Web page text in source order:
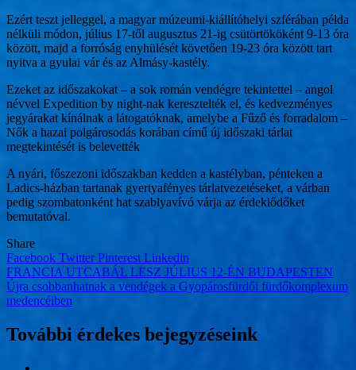
Ezért teszt jelleggel, a magyar múzeumi-kiállítóhelyi szférában példa
nélküli módon, július 17-től augusztus 21-ig csütörtököként 9-13 óra
között, majd a forróság enyhülését követően 19-23 óra között tart
nyitva a gyulai vár és az Almásy-kastély.
Ezeket az időszakokat – a sok román vendégre tekintettel – angol
névvel Expedition by night-nak keresztelték el, és kedvezményes
jegyárakat kínálnak a látogatóknak, amelybe a Fűző és forradalom –
Nők a hazai polgárosodás korában című új időszaki tárlat
megtekintését is belevették
A nyári, főszezoni időszakban kedden a kastélyban, pénteken a
Ladics-házban tartanak gyertyafényes tárlatvezetéseket, a várban
pedig szombatonként hat szablyavívó várja az érdeklődőket
bemutatóval.
Share
Facebook Twitter Pinterest Linkedin
Bejegyzés
navigáció
FRANCIA UTCABÁL LESZ JÚLIUS 12-ÉN BUDAPESTEN
Újra csobbanhatnak a vendégek a Gyopárosfürdői fürdőkomplexum
medencéiben
További érdekes bejegyzéseink